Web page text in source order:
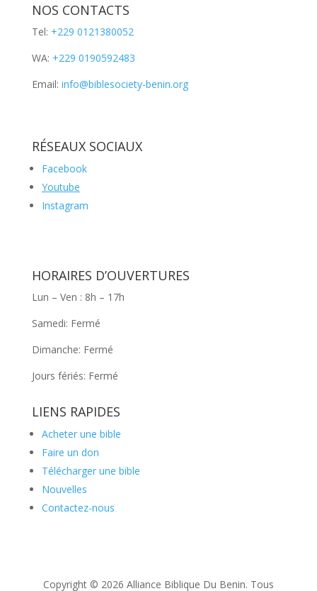
NOS CONTACTS
Tel: +229 0121380052
WA: +229 0190592483
Email: info@biblesociety-benin.org
RÉSEAUX SOCIAUX
Facebook
Youtube
Instagram
HORAIRES D’OUVERTURES
Lun – Ven : 8h – 17h
Samedi: Fermé
Dimanche: Fermé
Jours fériés: Fermé
LIENS RAPIDES
Acheter une bible
Faire un don
Télécharger une bible
Nouvelles
Contactez-nous
Copyright © 2026 Alliance Biblique Du Benin. Tous